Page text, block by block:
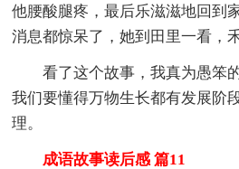
他腰酸腿疼，最后乐滋滋地回到
消息都惊呆了，她到田里一看，
看了这个故事，我真为愚笨
我们要懂得万物生长都有发展阶
理。
成语故事读后感 篇11